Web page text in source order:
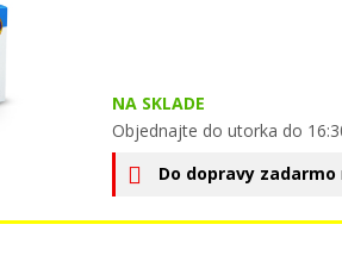
NA SKLADE
Objednajte do utorka do
Do dopravy zadarmo